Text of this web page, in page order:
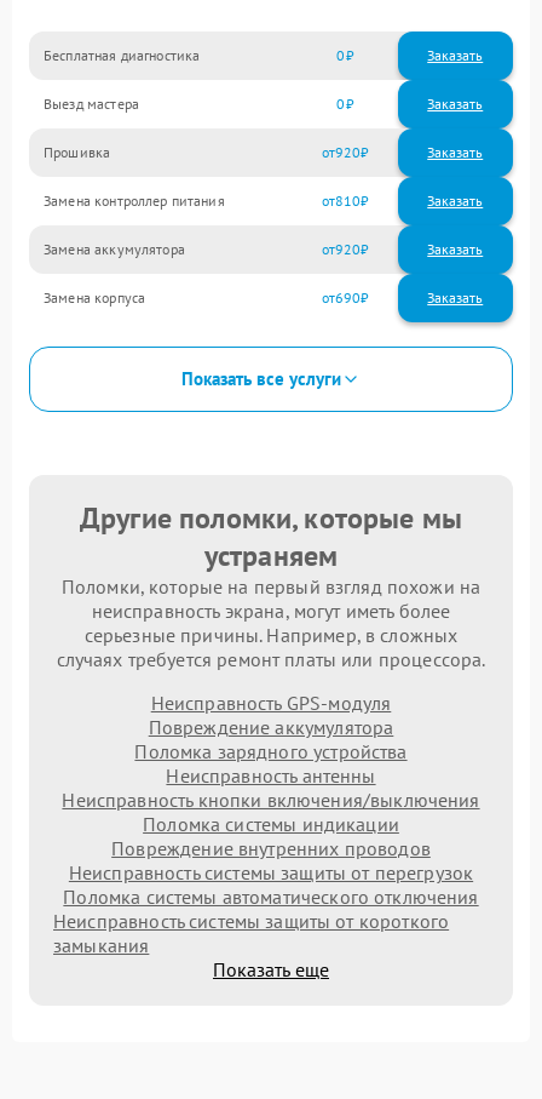
Бесплатная диагностика 0 Заказать
Выезд мастера 0 Заказать
Прошивка 920
Замена контроллер питания 810
Замена аккумулятора 920
Замена корпуса 690
Показать все услуги
Другие поломки, которые мы
устраняем
Поломки, которые на первый взгляд похожи на
неисправность экрана, могут иметь более
серьезные причины. Например, в сложных
случаях требуется ремонт платы или процессора.
Неисправность GPS-модуля
Повреждение аккумулятора
Поломка зарядного устройства
Неисправность антенны
Неисправность кнопки включения/выключения
Поломка системы индикации
Повреждение внутренних проводов
Неисправность системы защиты от перегрузок
Поломка системы автоматического отключения
Неисправность системы защиты от короткого
замыкания
Показать еще